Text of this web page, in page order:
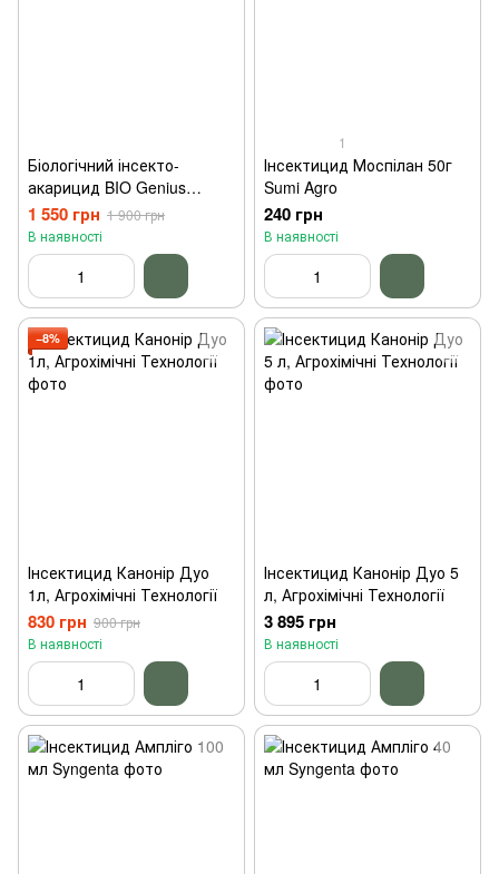
Біологічний інсекто-
акарицид BIO Genius
Метабо 1л
1 550 грн 1 900 грн
В наявності
1
Інсектицид Моспілан 50г
Sumi Agro
240 грн
В наявності
−8%
Інсектицид Канонір Дуо
1л, Агрохімічні Технології
830 грн 900 грн
В наявності
Інсектицид Канонір Дуо 5
л, Агрохімічні Технології
3 895 грн
В наявності